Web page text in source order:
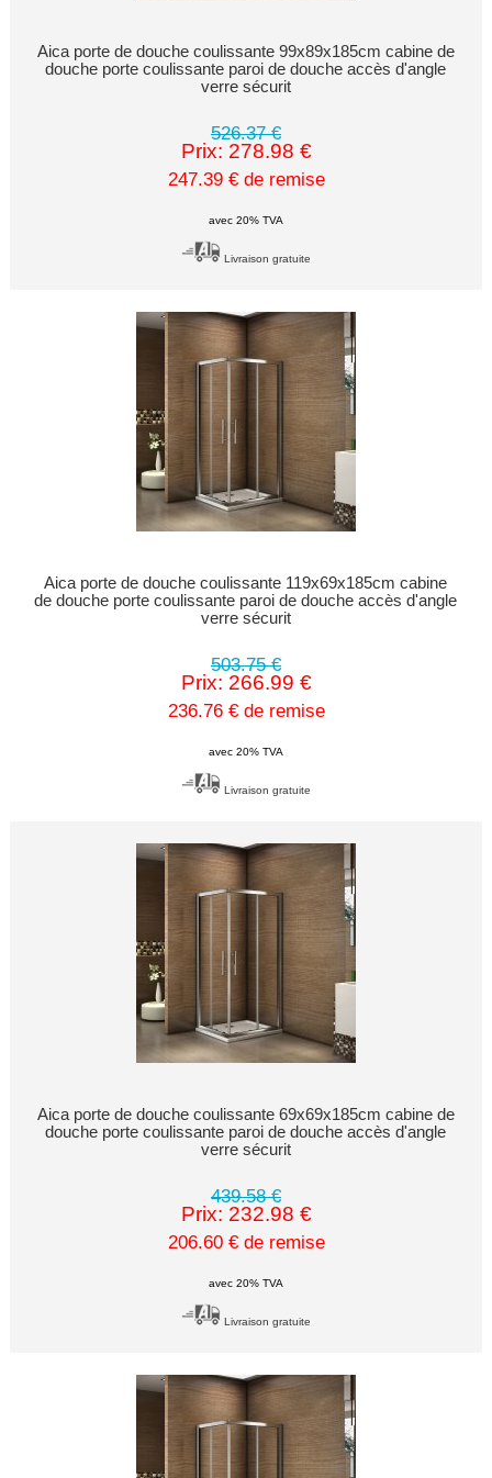
Aica porte de douche coulissante 99x89x185cm cabine de
douche porte coulissante paroi de douche accès d'angle
verre sécurit
526.37 €
Prix: 278.98 €
247.39 € de remise
avec 20% TVA
Livraison gratuite
Aica porte de douche coulissante 119x69x185cm cabine
de douche porte coulissante paroi de douche accès d'angle
verre sécurit
503.75 €
Prix: 266.99 €
236.76 € de remise
avec 20% TVA
Livraison gratuite
Aica porte de douche coulissante 69x69x185cm cabine de
douche porte coulissante paroi de douche accès d'angle
verre sécurit
439.58 €
Prix: 232.98 €
206.60 € de remise
avec 20% TVA
Livraison gratuite